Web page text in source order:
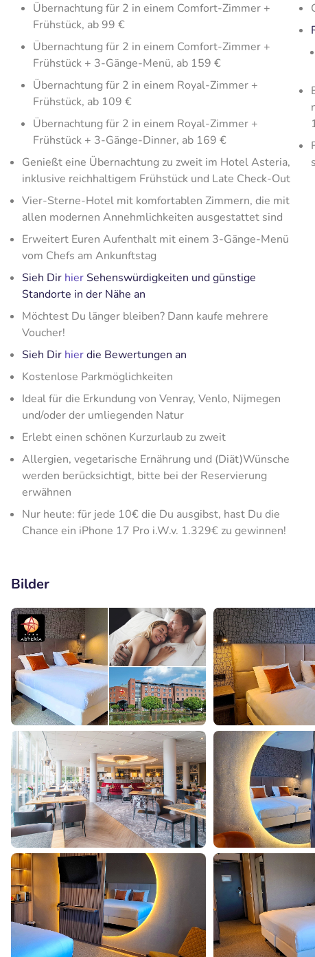
Übernachtung für 2 in einem Comfort-Zimmer +
Frühstück, ab 99 €
Übernachtung für 2 in einem Comfort-Zimmer +
Frühstück + 3-Gänge-Menü, ab 159 €
Übernachtung für 2 in einem Royal-Zimmer +
Frühstück, ab 109 €
Übernachtung für 2 in einem Royal-Zimmer +
Frühstück + 3-Gänge-Dinner, ab 169 €
Genießt eine Übernachtung zu zweit im Hotel Asteria,
inklusive reichhaltigem Frühstück und Late Check-Out
Vier-Sterne-Hotel mit komfortablen Zimmern, die mit
allen modernen Annehmlichkeiten ausgestattet sind
Erweitert Euren Aufenthalt mit einem 3-Gänge-Menü
vom Chefs am Ankunftstag
Sieh Dir hierSehenswürdigkeiten und günstige
Standorte in der Nähe an
Möchtest Du länger bleiben? Dann kaufe mehrere
Voucher!
Sieh Dir hierdie Bewertungen an
Kostenlose Parkmöglichkeiten
Ideal für die Erkundung von Venray, Venlo, Nijmegen
und/oder der umliegenden Natur
Erlebt einen schönen Kurzurlaub zu zweit
Allergien, vegetarische Ernährung und (Diät)Wünsche
werden berücksichtigt, bitte bei der Reservierung
erwähnen
Nur heute: für jede 10€ die Du ausgibst, hast Du die
Chance ein iPhone 17 Pro i.W.v. 1.329€ zu gewinnen!
Bilder